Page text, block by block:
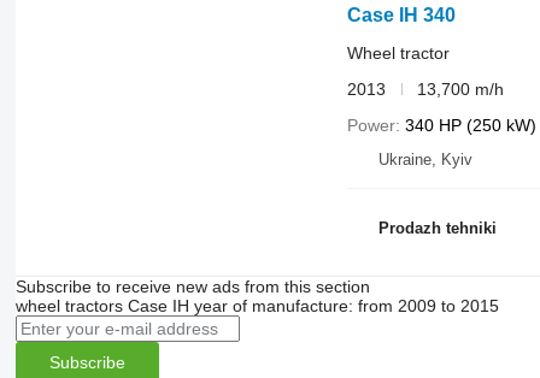
Case IH 340
Wheel tractor
2013
13,700 m/h
Power 340 HP (250 kW)
Ukraine, Kyiv
Prodazh tehniki
Subscribe to receive new ads from this section
wheel tractors Case IH year of manufacture: from 2009 to 2015
Subscribe